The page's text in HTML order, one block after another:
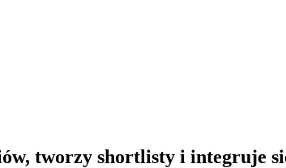
tworzy shortlisty i integruje